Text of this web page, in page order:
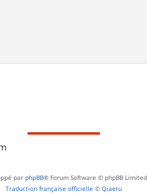
par phpBB® Forum Software © phpBB Limited
Traduction française officielle © Qiaeru